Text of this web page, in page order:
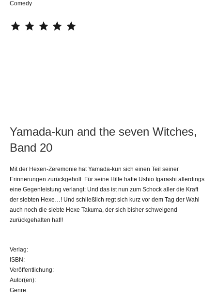
Comedy
Yamada-kun and the seven Witches,
Band 20
Mit der Hexen-Zeremonie hat Yamada-kun sich einen Teil seiner
Erinnerungen zurückgeholt. Für seine Hilfe hatte Ushio Igarashi allerdings
eine Gegenleistung verlangt: Und das ist nun zum Schock aller die Kraft
der siebten Hexe…! Und schließlich regt sich kurz vor dem Tag der Wahl
auch noch die siebte Hexe Takuma, der sich bisher schweigend
zurückgehalten hat!!
Verlag:
ISBN:
Veröffentlichung:
Autor(en):
Genre: